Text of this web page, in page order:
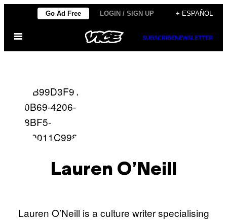
contenido
Go Ad Free LOGIN / SIGN UP + ESPAÑOL
Abrir
SUBSCRIBENEWSLETTER
Lauren O’Neill
Lauren O’Neill is a culture writer specialising